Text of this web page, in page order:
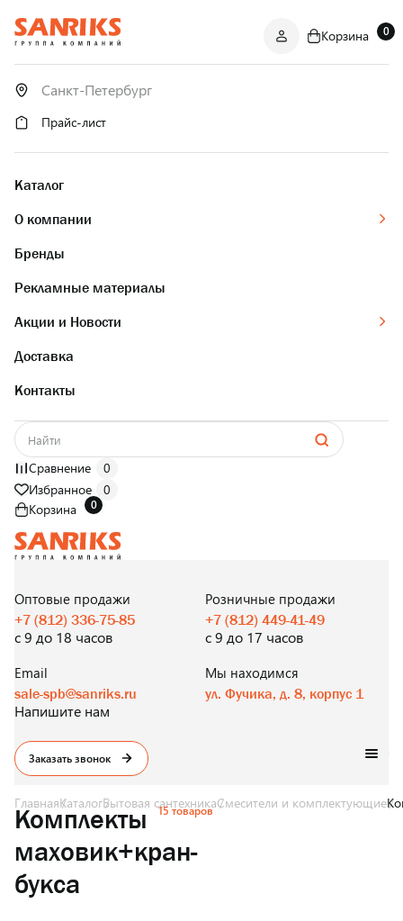
ОПТОМ
И В РОЗНИЦУ
Корзина 0
Прайс-лист
Каталог
О компании
Бренды
Рекламные материалы
Акции и Новости
Доставка
Контакты
Сравнение
0
Избранное
0
Корзина
0
И В РОЗНИЦУ
Оптовые продажи
+7 (812) 336-75-85
с 9 до 18 часов
Розничные продажи
+7 (812) 449-41-49
с 9 до 17 часов
Email
sale-spb@sanriks.ru
Напишите нам
Мы находимся
ул. Фучика, д. 8, корпус 1
Заказать звонок
ГлавнаяКаталогБытовая сантехникаСмесители и комплектующие
Комплекты
маховик+кран-
букса
15 товаров